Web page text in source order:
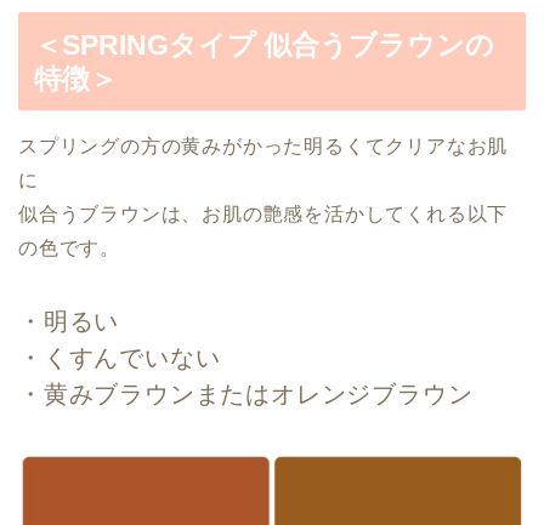
＜SPRINGタイプ 似合うブラウンの
特徴＞
スプリングの方の黄みがかった明るくてクリアなお肌
に
似合うブラウンは、お肌の艶感を活かしてくれる以下
の色です。
・明るい
・くすんでいない
・黄みブラウンまたはオレンジブラウン